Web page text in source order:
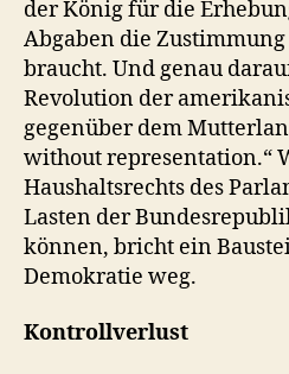
der König für die
Abgaben die
braucht. Und genau
Revolution der
gegenüber dem
without representation.“
Haushaltsrechts des
Lasten der
können, bricht ein
Demokratie weg.
Kontrollverlust